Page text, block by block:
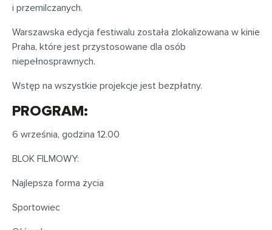
i przemilczanych.
Warszawska edycja festiwalu została zlokalizowana w kinie
Praha, które jest przystosowane dla osób
niepełnosprawnych.
Wstęp na wszystkie projekcje jest bezpłatny.
PROGRAM:
6 września, godzina 12.00
BLOK FILMOWY:
Najlepsza forma życia
Sportowiec